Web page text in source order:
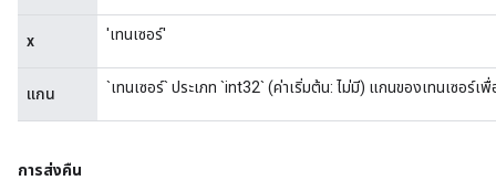
x 'เทนเซอร์'
แกน `เทนเซอร์` ประเภท `int32` (ค่าเริ่มต้น: ไม่มี) แกนของเทนเซอร์
การส่งคืน